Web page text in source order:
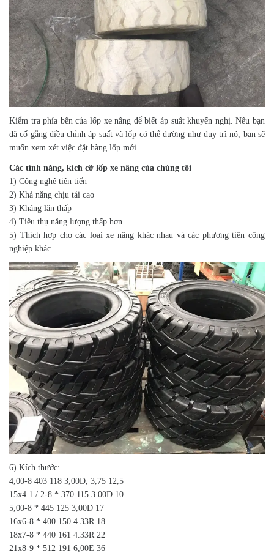
Kiểm tra phía bên của lốp xe nâng để biết áp suất khuyến nghị. Nếu bạn
đã cố gắng điều chỉnh áp suất và lốp có thể dường như duy trì nó, bạn sẽ
muốn xem xét việc đặt hàng lốp mới.
Các tính năng, kích cỡ lốp xe nâng của chúng tôi
1) Công nghệ tiên tiến
2) Khả năng chịu tải cao
3) Kháng lăn thấp
4) Tiêu thụ năng lượng thấp hơn
5) Thích hợp cho các loại xe nâng khác nhau và các phương tiện công
nghiệp khác
6) Kích thước:
4,00-8 403 118 3,00D, 3,75 12,5
15x4 1 / 2-8 * 370 115 3.00D 10
5,00-8 * 445 125 3,00D 17
16x6-8 * 400 150 4.33R 18
18x7-8 * 440 161 4.33R 22
21x8-9 * 512 191 6,00E 36